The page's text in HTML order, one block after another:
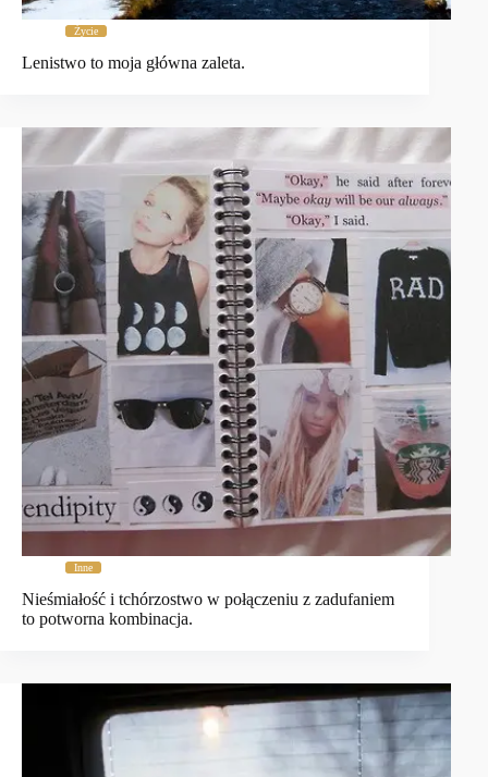
Życie
Lenistwo to moja główna zaleta.
Inne
Nieśmiałość i tchórzostwo w połączeniu z zadufaniem
to potworna kombinacja.